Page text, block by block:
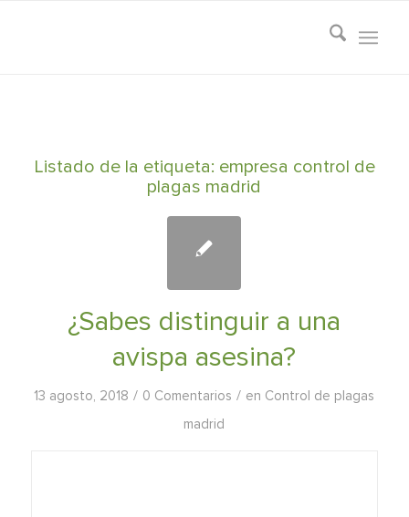
Listado de la etiqueta: empresa control de
plagas madrid
¿Sabes distinguir a una
avispa asesina?
13 agosto, 2018 / 0 Comentarios / en Control de plagas
madrid